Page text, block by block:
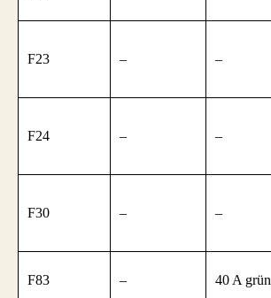
F23 – –
F24 – –
F30 – –
F83 – 40 A grün